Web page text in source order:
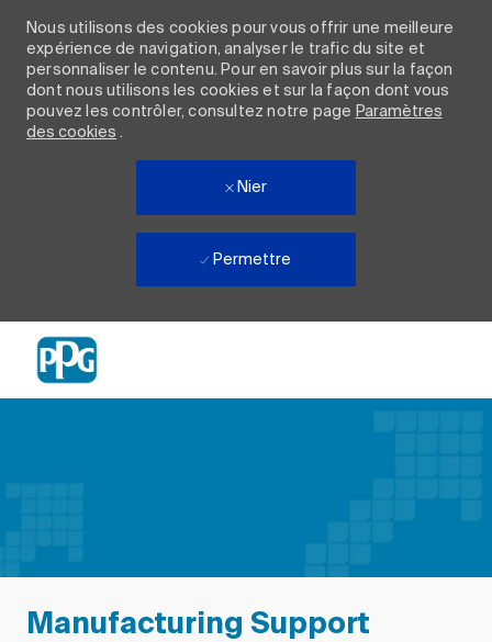
Nous utilisons des cookies pour vous offrir une meilleure
expérience de navigation, analyser le trafic du site et
personnaliser le contenu. Pour en savoir plus sur la façon
dont nous utilisons les cookies et sur la façon dont vous
pouvez les contrôler, consultez notre page Paramètres
des cookies .
Nier
Permettre
Manufacturing Support